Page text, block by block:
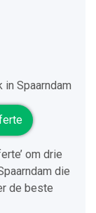
in Spaarndam
om drie
die
de beste